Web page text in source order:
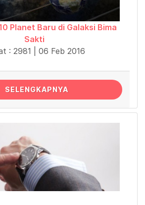
Planet Baru di Galaksi Bima
Sakti
: 2981 | 06 Feb 2016
SELENGKAPNYA